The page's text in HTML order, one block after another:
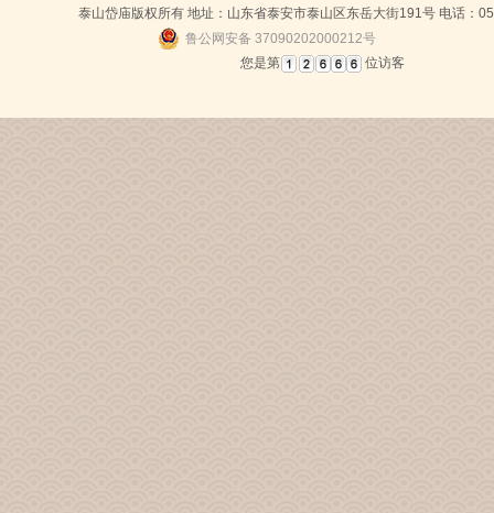
泰山岱庙版权所有 地址：山东省泰安市泰山区东岳大街191号 电话：
鲁公网安备 37090202000212号
您是第
位访客